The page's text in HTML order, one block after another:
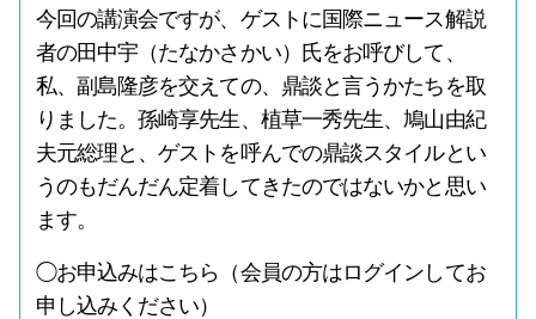
今回の講演会ですが、ゲストに国際ニュース解説
者の田中宇（たなかさかい）氏をお呼びして、
私、副島隆彦を交えての、鼎談と言うかたちを取
りました。孫崎享先生、植草一秀先生、鳩山由紀
夫元総理と、ゲストを呼んでの鼎談スタイルとい
うのもだんだん定着してきたのではないかと思い
ます。
◯お申込みはこちら（会員の方はログインしてお
申し込みください）